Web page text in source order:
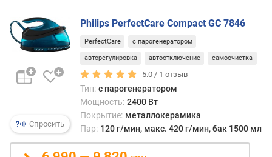
о
г
о
у
д
а
г
/
Спросить
Philips PerfectCare Compact GC 7846
PerfectCare с парогенератором
авторегулировка автоотключение самоочистка
5.0 / 1 отзыв
Тип: с парогенератором
Мощность: 2400 Вт
Покрытие: металлокерамика
Пар: 120 г/мин, макс. 420 г/мин, бак 1500 мл